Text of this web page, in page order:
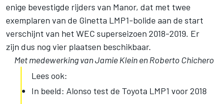
enige bevestigde rijders van Manor, dat met twee
exemplaren van de Ginetta LMP1-bolide aan de start
verschijnt van het WEC superseizoen 2018-2019. Er
zijn dus nog vier plaatsen beschikbaar.
Met medewerking van Jamie Klein en Roberto Chichero
Lees ook:
In beeld: Alonso test de Toyota LMP1 voor 2018